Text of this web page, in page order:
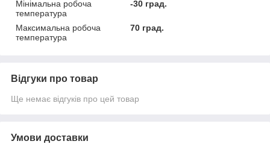
Мінімальна робоча
температура
-30 град.
Максимальна робоча
температура
70 град.
Відгуки про товар
Ще немає відгуків про цей товар
Умови доставки